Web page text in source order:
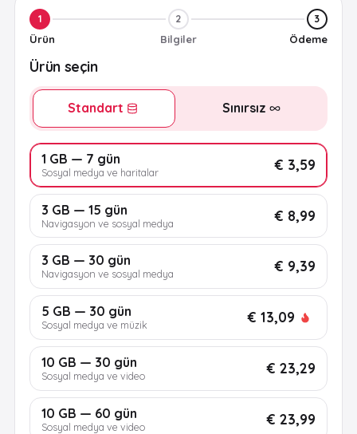
1
Ürün
2
Bilgiler
3
Ödeme
Ürün seçin
Standart Sınırsız
1 GB — 7 gün
Sosyal medya ve haritalar € 3,59
3 GB — 15 gün
Navigasyon ve sosyal medya € 8,99
3 GB — 30 gün
Navigasyon ve sosyal medya € 9,39
5 GB — 30 gün
Sosyal medya ve müzik € 13,09
10 GB — 30 gün
Sosyal medya ve video € 23,29
10 GB — 60 gün
Sosyal medya ve video € 23,99